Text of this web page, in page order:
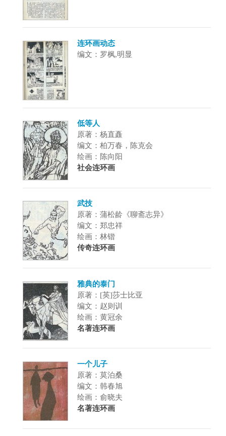
连环画动态
编文：罗枫,明显
低等人
原著：杨直矗
编文：柏万春，陈克会
绘画：陈向阳
社会连环画
武技
原著：蒲松龄《聊斋志异》
编文：郑忠祥
绘画：林锴
传奇连环画
雅典的泰门
原著：[英]莎士比亚
编文：赵则训
绘画：黄冠余
名著连环画
一个儿子
原著：莫泊桑
编文：韩春旭
绘画：俞晓夫
名著连环画